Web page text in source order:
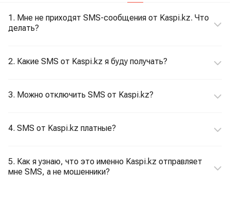
1. Мне не приходят SMS-сообщения от Kaspi.kz. Что
делать?
2. Какие SMS от Kaspi.kz я буду получать?
3. Можно отключить SMS от Kaspi.kz?
4. SMS от Kaspi.kz платные?
5. Как я узнаю, что это именно Kaspi.kz отправляет
мне SMS, а не мошенники?